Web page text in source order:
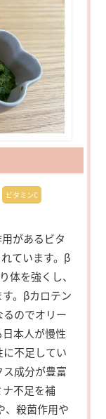
ビタミンC
があるビタ
ています。β
体を強くし、
。βカロテン
のでオリー
本人が慢性
不足してい
成分が豊富
不足を補
、殺菌作用や